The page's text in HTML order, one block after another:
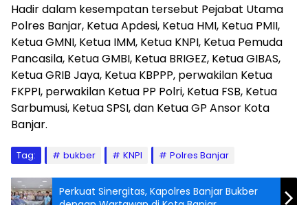
Hadir dalam kesempatan tersebut Pejabat Utama
Polres Banjar, Ketua Apdesi, Ketua HMI, Ketua PMII,
Ketua GMNI, Ketua IMM, Ketua KNPI, Ketua Pemuda
Pancasila, Ketua GMBI, Ketua BRIGEZ, Ketua GIBAS,
Ketua GRIB Jaya, Ketua KBPPP, perwakilan Ketua
FKPPI, perwakilan Ketua PP Polri, Ketua FSB, Ketua
Sarbumusi, Ketua SPSI, dan Ketua GP Ansor Kota
Banjar.
Tag: bukber KNPI Polres Banjar
Perkuat Sinergitas, Kapolres Banjar Bukber